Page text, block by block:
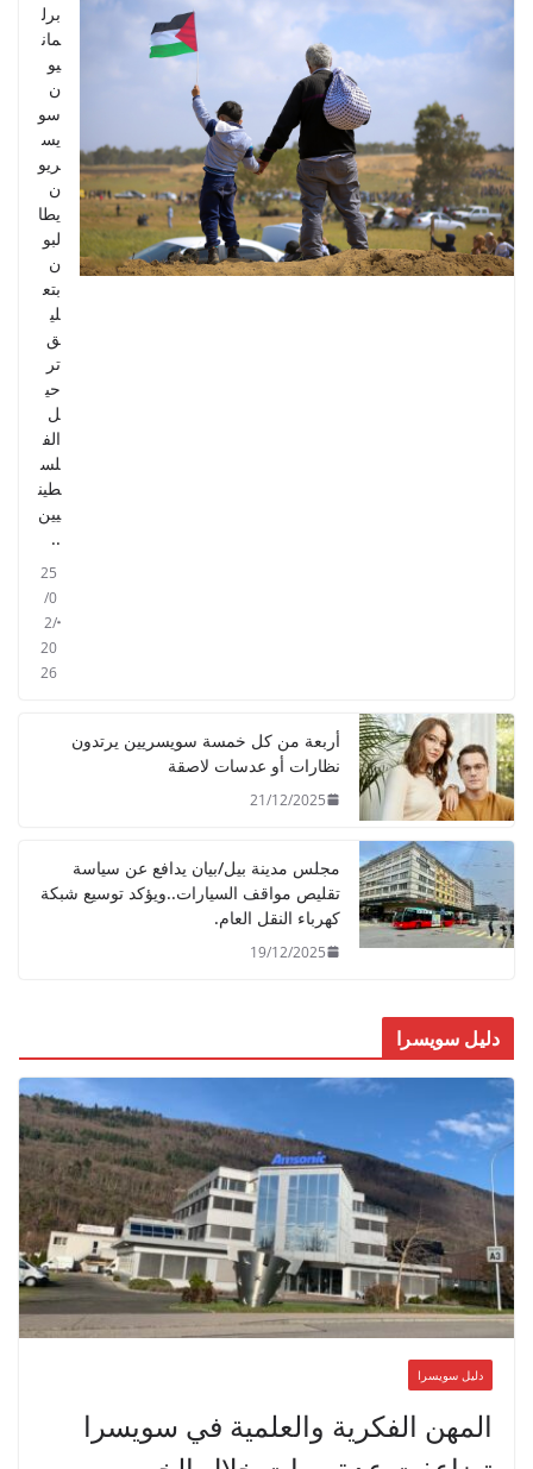
برل
مان
يو
ن
سو
يس
ريو
ن
يطا
لبو
ن
بتع
لي
ق
تر
حي
ل
الف
لس
طين
يين
..
25
/0
2/
20
26
أربعة من كل خمسة سويسريين يرتدون
نظارات أو عدسات لاصقة
21/12/2025
مجلس مدينة بيل/بيان يدافع عن سياسة
تقليص مواقف السيارات..ويؤكد توسيع شبكة
كهرباء النقل العام.
19/12/2025
دليل سويسرا
دليل سويسرا
المهن الفكرية والعلمية في سويسرا